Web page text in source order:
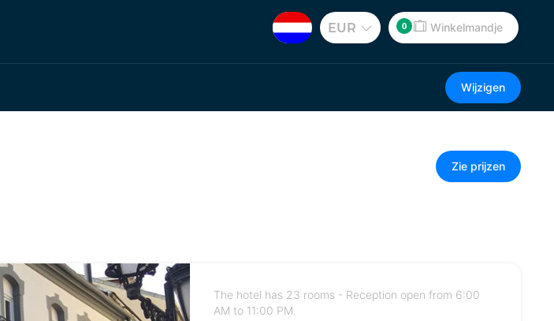
EUR 0 Winkelmandje
Wijzigen
Zie prijzen
The hotel has 23 rooms - Reception open from 6:00
AM to 11:00 PM.